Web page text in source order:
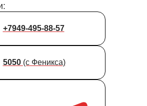
+7949-495-88-57
5050 (с Феникса)